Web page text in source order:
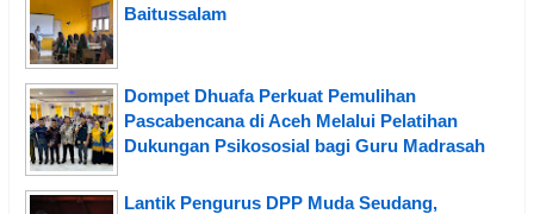
Baitussalam
Dompet Dhuafa Perkuat Pemulihan
Pascabencana di Aceh Melalui Pelatihan
Dukungan Psikososial bagi Guru Madrasah
Lantik Pengurus DPP Muda Seudang,